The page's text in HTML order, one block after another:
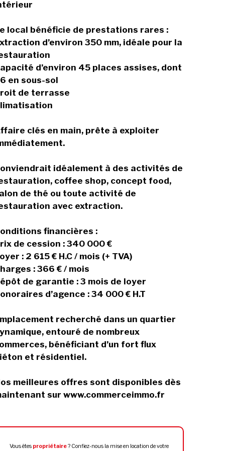
local bénéficie de prestations rares :
d’environ 350 mm, idéale pour la
d’environ 45 places assises, dont
en sous-sol
de terrasse
clés en main, prête à exploiter
idéalement à des activités de
coffee shop, concept food,
de thé ou toute activité de
avec extraction.
financières :
de cession : 340 000 €
: 2 615 € H.C / mois (+ TVA)
: 366 € / mois
de garantie : 3 mois de loyer
d’agence : 34 000 € H.T
recherché dans un quartier
entouré de nombreux
bénéficiant d’un fort flux
et résidentiel.
meilleures offres sont disponibles dès
sur www.commerceimmo.fr
Vous êtes propriétaire? Confiez-nous la mise en location de votre